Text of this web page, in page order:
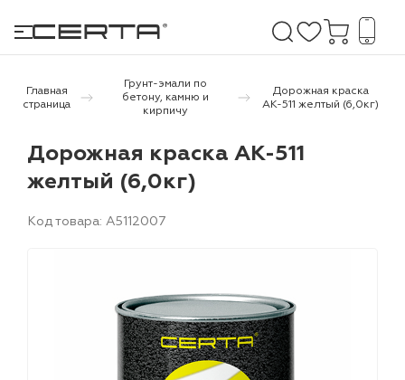
и дачи
Главная
страница
Грунт-эмали по
бетону, камню и
кирпичу
Дорожная краска
АК-511 желтый (6,0кг)
Дорожная краска АК-511
желтый (6,0кг)
Код товара: A5112007